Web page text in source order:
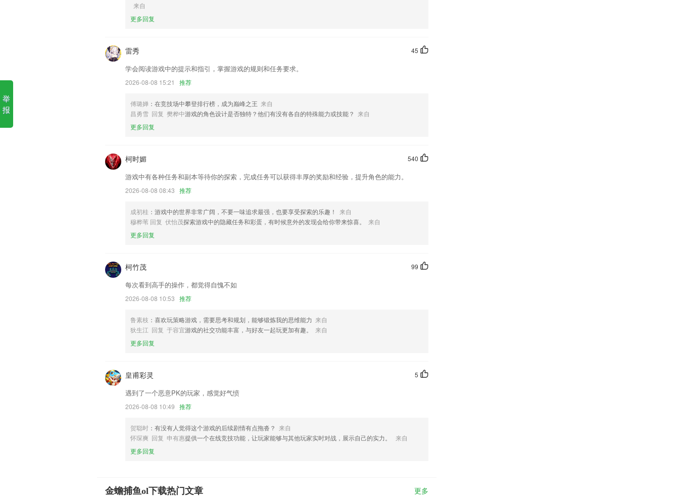
金蟾捕鱼ol下载软件优势
1.学习训练过程中全程手机操作，无纸化学习训练十分方便。
进筑建纯净、有效的教育公益事业。
3.根据你的预算、时间、需求，通过价格范围、专业方向和母语人士等轻松筛选老师。多年经验的专业教师、市
场营销、新闻传媒、策略、销售、艺术文化等领域的专业人士，爱好写作、影视音乐、厨艺、旅行的有趣灵
魂……在 italki 总能找到合适的老师一起学习。
4.支持日语视频观看，选择即可观看到视频，极速掌握视频。
5.可以为广大想要学习钢琴的2265用户提供一个很好的选择，线上的课程内容还是很丰富的；
6.支持微信、QQ、微博等社交工具，CAD图纸交流再无障碍
原有”家庭圈“和“商城”合并为”服务\";守护时长设置优化;测速功能优化；其他细节优化。
修改API等级为28
修复圈子的已知BUG
修改了些小Bugs；
远查查优化
修复部分0手机无法直接安装更新
以上就是金蟾捕鱼ol下载的介绍，如果您喜欢这款软件，您可以到应用商店进行打分评论，说出您的使用经历，
以帮助我们更好的对产品进行优化修改。
来自
更多回复
45
雷秀
学会阅读游戏中的提示和指引，掌握游戏的规则和任务要求。
2026-08-08 15:21 推荐
傅璐婵 ：在竞技场中攀登排行榜，成为巅峰之王 来自
昌勇雪 回复 樊桦中游戏的角色设计是否独特？他们有没有各自的特殊能力或技能？ 来自
更多回复
540
柯时媚
游戏中有各种任务和副本等待你的探索，完成任务可以获得丰厚的奖励和经验，提升角色的能力。
2026-08-08 08:43 推荐
成初桂 ：游戏中的世界非常广阔，不要一味追求最强，也要享受探索的乐趣！
来自
穆桦苇 回复 伏怡茂探索游戏中的隐藏任务和彩蛋，有时候意外的发现会给你带来惊喜。
来自
更多回复
99
柯竹茂
每次看到高手的操作，都觉得自愧不如
2026-08-08 10:53 推荐
鲁素枝 ：喜欢玩策略游戏，需要思考和规划，能够锻炼我的思维能力 来自
狄生江 回复 于容宜游戏的社交功能丰富，与好友一起玩更加有趣。
来自
更多回复
5
皇甫彩灵
遇到了一个恶意PK的玩家，感觉好气愤
2026-08-08 10:49 推荐
贺聪时 ：有没有人觉得这个游戏的后续剧情有点拖沓？ 来自
怀琛爽 回复 申有惠提供一个在线竞技功能，让玩家能够与其他玩家实时对战，展示自己的实力。
来自
更多回复
金蟾捕鱼ol下载热门文章 更多
举
报